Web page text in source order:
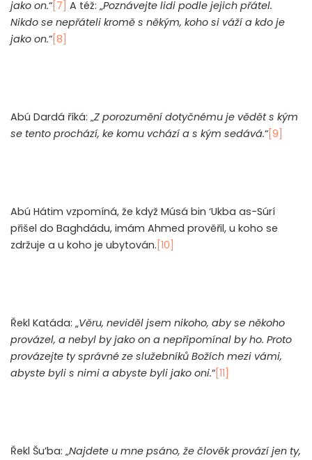
jako on.“ [7] A též: „Poznávejte lidi podle jejich přátel.
Nikdo se nepřáteli kromě s někým, koho si váží a kdo je
jako on.“ [8]
Abú Dardá říká: „Z porozumění dotyčnému je vědět s kým
se tento prochází, ke komu vchází a s kým sedává.“ [9]
Abú Hátim vzpomíná, že když Músá bin ‘Ukba as-Súrí
přišel do Baghdádu, imám Ahmed prověřil, u koho se
zdržuje a u koho je ubytován. [10]
Řekl Katáda: „Věru, neviděl jsem nikoho, aby se někoho
provázel, a nebyl by jako on a nepřipomínal by ho. Proto
provázejte ty správné ze služebníků Božích mezi vámi,
abyste byli s nimi a abyste byli jako oni.“ [11]
Řekl Šu’ba: „Najdete u mne psáno, že člověk provází jen ty,